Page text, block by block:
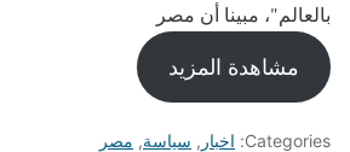
بالعالم"، مبينا أن مصر
مشاهدة المزيد
Categories: اخبار , سياسة, مصر